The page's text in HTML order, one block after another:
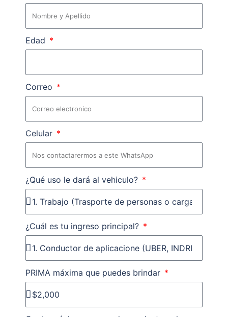
Edad
Correo
Celular
¿Qué uso le dará al vehiculo?
¿Cuál es tu ingreso principal?
PRIMA máxima que puedes brindar